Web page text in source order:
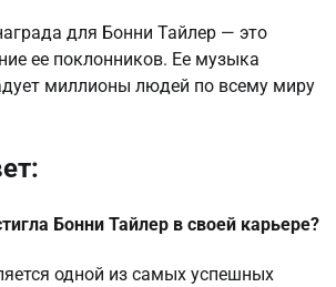
для Бонни Тайлер — это
ее поклонников. Ее музыка
миллионы людей по всему миру
Бонни Тайлер в своей карьере?
одной из самых успешных